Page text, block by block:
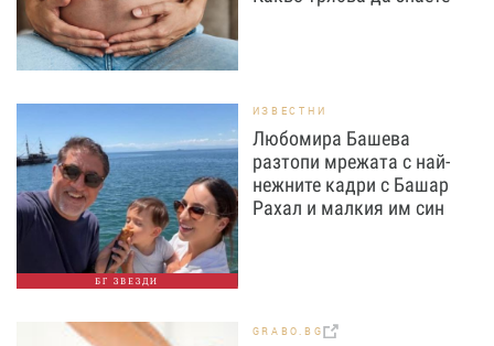
БГ ЗВЕЗДИ
ИЗВЕСТНИ
Любомира Башева
разтопи мрежата с най-
нежните кадри с Башар
Рахал и малкия им син
GRABO.BG